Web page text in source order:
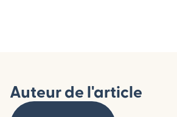
Auteur de l'article